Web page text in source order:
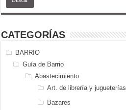
CATEGORÍAS
BARRIO
Guía de Barrio
Abastecimiento
Art. de librería y jugueterías
Bazares